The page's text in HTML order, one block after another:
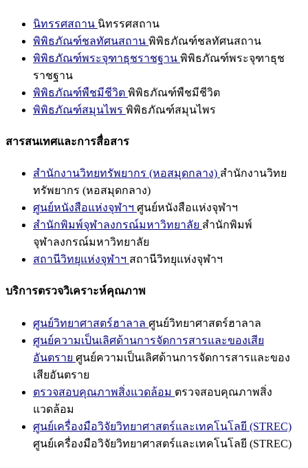
นิทรรศสถาน นิทรรศสถาน
พิพิธภัณฑ์ชลทัศนสถาน พิพิธภัณฑ์ชลทัศนสถาน
พิพิธภัณฑ์พระจุฑาธุชราชฐาน พิพิธภัณฑ์พระจุฑาธุช
ราชฐาน
พิพิธภัณฑ์พืชมีชีวิต พิพิธภัณฑ์พืชมีชีวิต
พิพิธภัณฑ์สมุนไพร พิพิธภัณฑ์สมุนไพร
สารสนเทศและการสื่อสาร
สำนักงานวิทยทรัพยากร (หอสมุดกลาง) สำนักงานวิทย
ทรัพยากร (หอสมุดกลาง)
ศูนย์หนังสือแห่งจุฬาฯ ศูนย์หนังสือแห่งจุฬาฯ
สำนักพิมพ์จุฬาลงกรณ์มหาวิทยาลัย สำนักพิมพ์
จุฬาลงกรณ์มหาวิทยาลัย
สถานีวิทยุแห่งจุฬาฯ สถานีวิทยุแห่งจุฬาฯ
บริการตรวจวิเคราะห์คุณภาพ
ศูนย์วิทยาศาสตร์ฮาลาล ศูนย์วิทยาศาสตร์ฮาลาล
ศูนย์ความเป็นเลิศด้านการจัดการสารและของเสีย
อันตราย ศูนย์ความเป็นเลิศด้านการจัดการสารและของ
เสียอันตราย
ตรวจสอบคุณภาพสิ่งแวดล้อม ตรวจสอบคุณภาพสิ่ง
แวดล้อม
ศูนย์เครื่องมือวิจัยวิทยาศาสตร์และเทคโนโลยี (STREC)
ศูนย์เครื่องมือวิจัยวิทยาศาสตร์และเทคโนโลยี (STREC)